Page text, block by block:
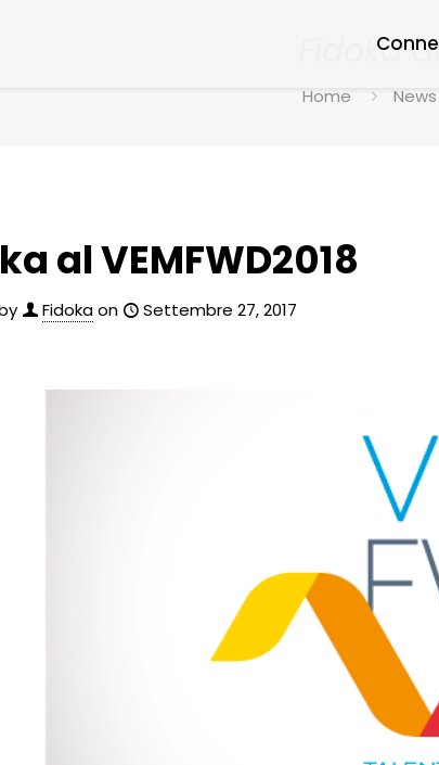
Fìdoka
Home News
al VEMFWD2018
Fidokaon Settembre 27, 2017